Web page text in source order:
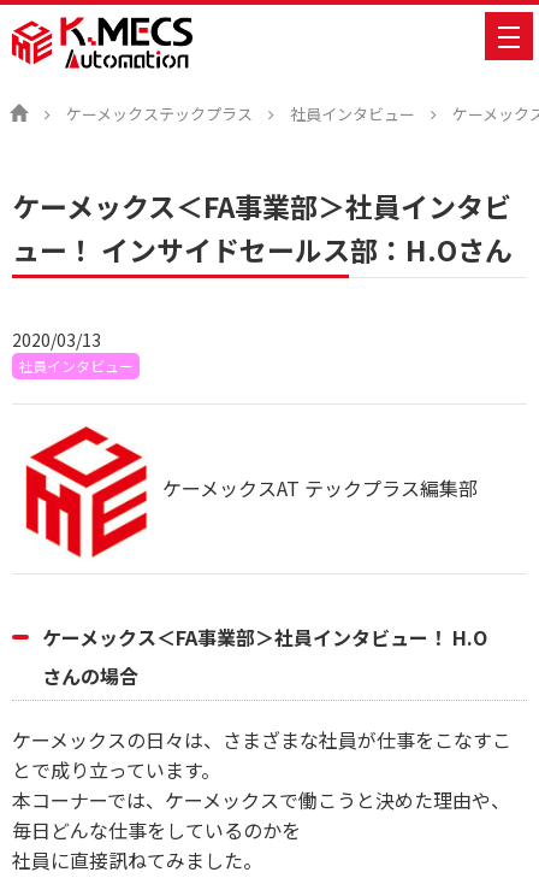
ケーメックステックプラス 社員インタビュー ケーメック
ケーメックス＜FA事業部＞社員インタビ
ュー！ インサイドセールス部：H.Oさん
2020/03/13
社員インタビュー
ケーメックスAT テックプラス編集部
ケーメックス＜FA事業部＞社員インタビュー！ H.O
さんの場合
ケーメックスの日々は、さまざまな社員が仕事をこなすこ
とで成り立っています。
本コーナーでは、ケーメックスで働こうと決めた理由や、
毎日どんな仕事をしているのかを
社員に直接訊ねてみました。